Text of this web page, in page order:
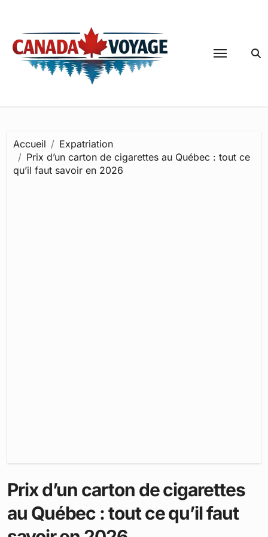
contenu
Accueil
Expatriation
Prix d’un carton de cigarettes au Québec : tout ce
qu’il faut savoir en 2026
Prix d’un carton de cigarettes
au Québec : tout ce qu’il faut